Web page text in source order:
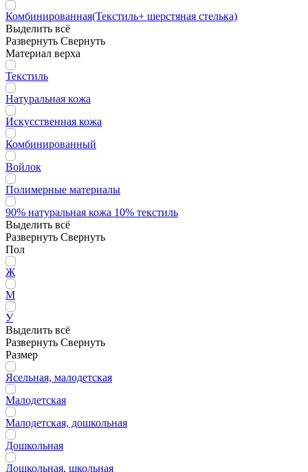
Комбинированная(Текстиль+ шерстяная стелька)
Выделить всё
Развернуть Свернуть
Материал верха
Текстиль
Натуральная кожа
Искусственная кожа
Комбинированный
Войлок
Полимерные материалы
90% натуральная кожа 10% текстиль
Выделить всё
Развернуть Свернуть
Пол
Ж
М
У
Выделить всё
Развернуть Свернуть
Размер
Ясельная, малодетская
Малодетская
Малодетская, дошкольная
Дошкольная
Дошкольная, школьная